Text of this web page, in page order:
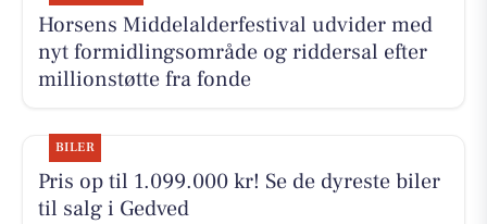
Horsens Middelalderfestival udvider med
nyt formidlingsområde og riddersal efter
millionstøtte fra fonde
BILER
Pris op til 1.099.000 kr! Se de dyreste biler
til salg i Gedved